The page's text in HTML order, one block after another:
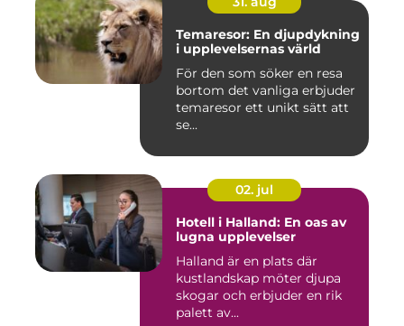
Temaresor: En djupdykning
i upplevelsernas värld
För den som söker en resa
bortom det vanliga erbjuder
temaresor ett unikt sätt att
se...
02. jul
Hotell i Halland: En oas av
lugna upplevelser
Halland är en plats där
kustlandskap möter djupa
skogar och erbjuder en rik
palett av...